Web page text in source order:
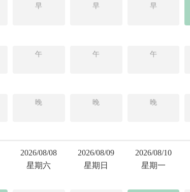
早 早 早
午 午 午
晚 晚 晚
2026/08/08
星期六
2026/08/09
星期日
2026/08/10
星期一